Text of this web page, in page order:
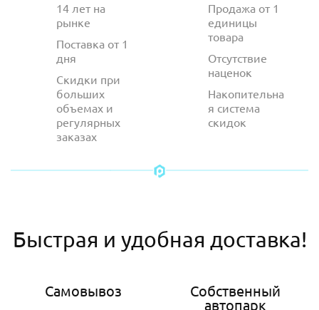
14 лет на
рынке
Поставка от 1
дня
Скидки при
больших
объемах и
регулярных
заказах
Продажа от 1
единицы
товара
Отсутствие
наценок
Накопительна
я система
скидок
Быстрая и удобная доставка!
Самовывоз
Собственный
автопарк